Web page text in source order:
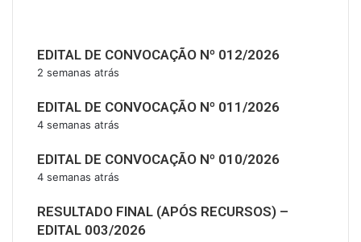
EDITAL DE CONVOCAÇÃO Nº 012/2026
2 semanas atrás
EDITAL DE CONVOCAÇÃO Nº 011/2026
4 semanas atrás
EDITAL DE CONVOCAÇÃO Nº 010/2026
4 semanas atrás
RESULTADO FINAL (APÓS RECURSOS) –
EDITAL 003/2026